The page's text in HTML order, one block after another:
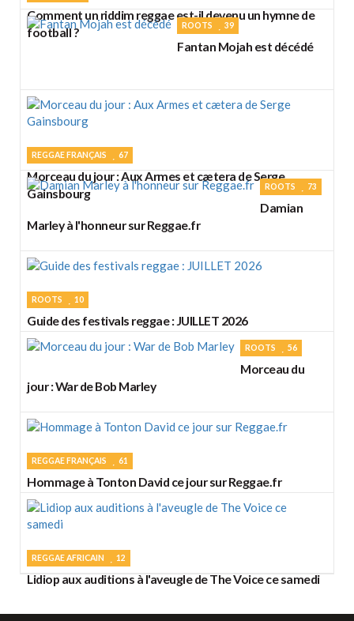
Comment un riddim reggae est-il devenu un hymne de
football ?
ROOTS 39
Fantan Mojah est décédé
REGGAE FRANÇAIS 67
Morceau du jour : Aux Armes et cætera de Serge
Gainsbourg
ROOTS 73
Damian
Marley à l'honneur sur Reggae.fr
ROOTS 10
Guide des festivals reggae : JUILLET 2026
ROOTS 56
Morceau du
jour : War de Bob Marley
REGGAE FRANÇAIS 61
Hommage à Tonton David ce jour sur Reggae.fr
REGGAE AFRICAIN 12
Lidiop aux auditions à l'aveugle de The Voice ce samedi